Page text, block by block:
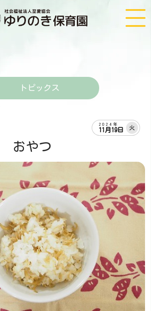
トピックス
2024年
11月19日 火
おやつ